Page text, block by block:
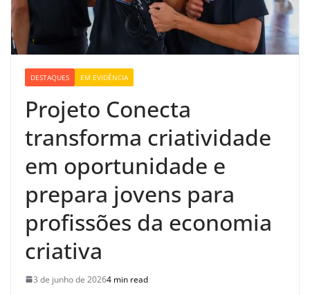
DESTAQUES EM EVIDÊNCIA
Projeto Conecta
transforma criatividade
em oportunidade e
prepara jovens para
profissões da economia
criativa
3 de junho de 20264 min read